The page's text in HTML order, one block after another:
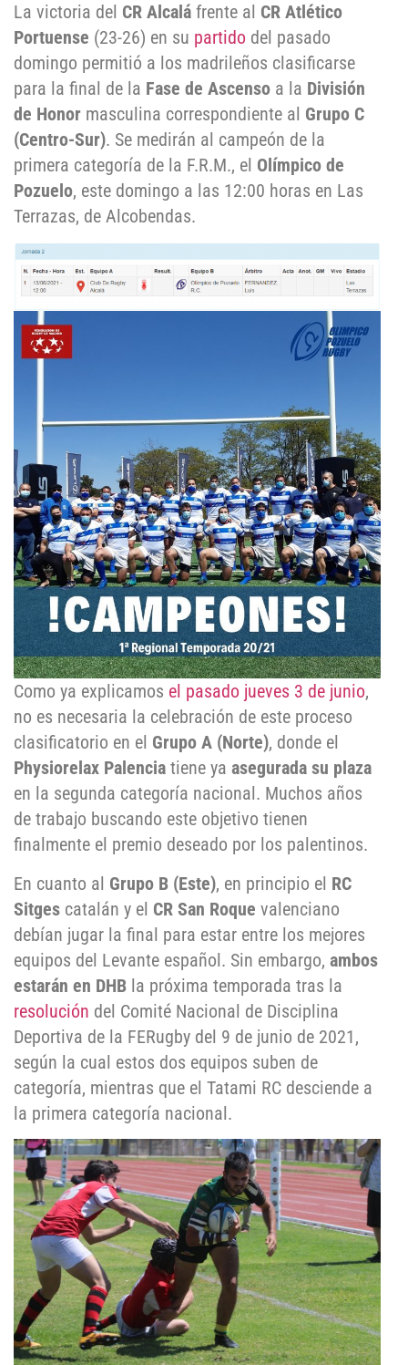
La victoria del CR Alcalá frente al CR Atlético
Portuense (23-26) en su partido del pasado
domingo permitió a los madrileños clasificarse
para la final de la Fase de Ascenso a la División
de Honor masculina correspondiente al Grupo C
(Centro-Sur). Se medirán al campeón de la
primera categoría de la F.R.M., el Olímpico de
Pozuelo, este domingo a las 12:00 horas en Las
Terrazas, de Alcobendas.
Como ya explicamos el pasado jueves 3 de junio,
no es necesaria la celebración de este proceso
clasificatorio en el Grupo A (Norte), donde el
Physiorelax Palencia tiene ya asegurada su plaza
en la segunda categoría nacional. Muchos años
de trabajo buscando este objetivo tienen
finalmente el premio deseado por los palentinos.
En cuanto al Grupo B (Este), en principio el RC
Sitges catalán y el CR San Roque valenciano
debían jugar la final para estar entre los mejores
equipos del Levante español. Sin embargo, ambos
estarán en DHB la próxima temporada tras la
resolución del Comité Nacional de Disciplina
Deportiva de la FERugby del 9 de junio de 2021,
según la cual estos dos equipos suben de
categoría, mientras que el Tatami RC desciende a
la primera categoría nacional.